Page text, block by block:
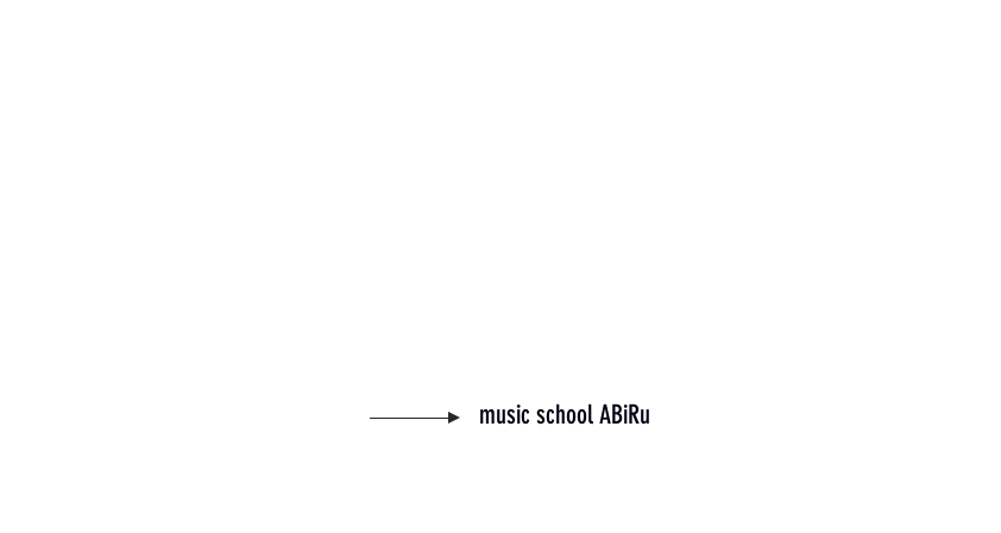
music school ABiRu